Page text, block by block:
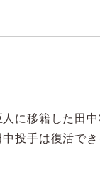
に移籍した田
投手は復活で